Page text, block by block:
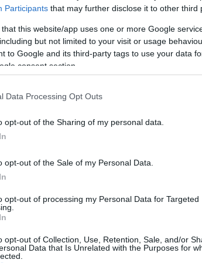
Participants that may further disclose it to other third
that this website/app uses one or more Google
but not limited to your visit or usage
to Google and its third-party tags to use your data
consent section.
Data Processing Opt Outs
opt-out of the Sharing of my personal data.
opt-out of the Sale of my Personal Data.
opt-out of processing my Personal Data for Targeted
opt-out of Collection, Use, Retention, Sale, and/or
Data that Is Unrelated with the Purposes for
(ΣΣ ΚΑΠ)
Δράση «Επιχειρώ